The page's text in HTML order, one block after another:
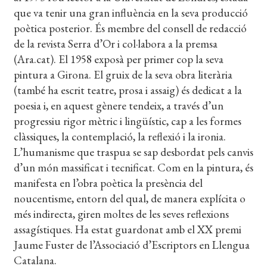
CONTACTE
EL MEU COMPTE
CERCAR
WISHLIST
que va tenir una gran influència en la seva producció
poètica posterior. És membre del consell de redacció
de la revista Serra d’Or i col·labora a la premsa
(Ara.cat). El 1958 exposà per primer cop la seva
pintura a Girona. El gruix de la seva obra literària
(també ha escrit teatre, prosa i assaig) és dedicat a la
poesia i, en aquest gènere tendeix, a través d’un
progressiu rigor mètric i lingüístic, cap a les formes
clàssiques, la contemplació, la reflexió i la ironia.
L’humanisme que traspua se sap desbordat pels canvis
d’un món massificat i tecnificat. Com en la pintura, és
manifesta en l’obra poètica la presència del
noucentisme, entorn del qual, de manera explícita o
més indirecta, giren moltes de les seves reflexions
assagístiques. Ha estat guardonat amb el XX premi
Jaume Fuster de l’Associació d’Escriptors en Llengua
Catalana.